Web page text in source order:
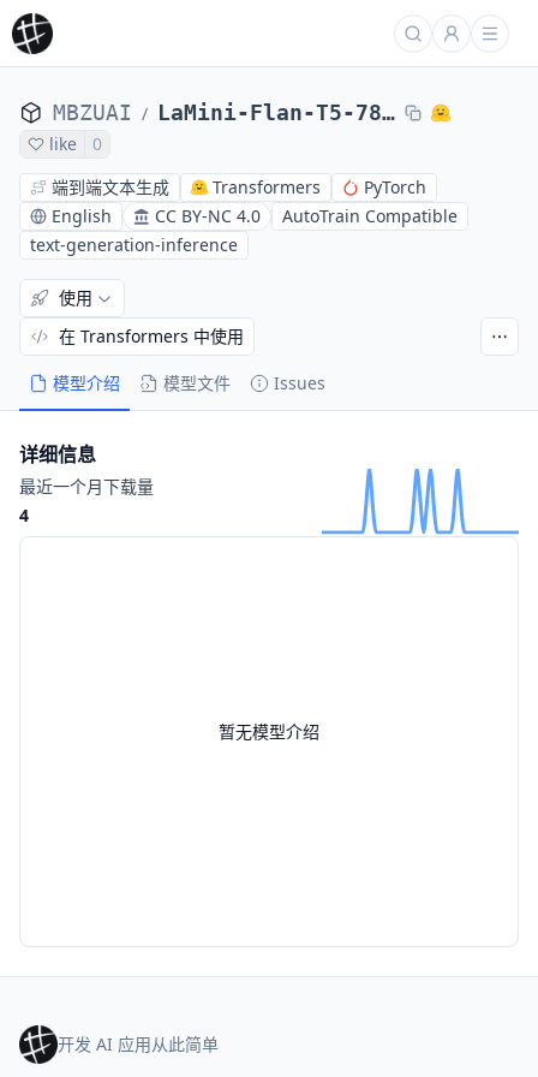
MBZUAI / LaMini-Flan-T5-783M
like
0
端到端文本生成
Transformers
PyTorch
English
CC BY-NC 4.0
AutoTrain Compatible
text-generation-inference
模型介绍 模型文件 Issues
使用
在 Transformers 中使用
暂无模型介绍
详细信息
最近一个月下载量
4
开发 AI 应用从此简单